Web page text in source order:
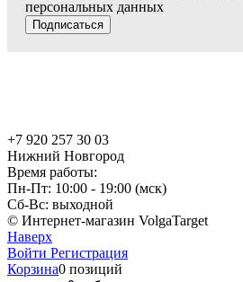
персональных данных
Подписаться
+7 920 257 30 03
Нижний Новгород
Время работы:
Пн-Пт: 10:00 - 19:00 (мск)
Сб-Вс: выходной
© Интернет-магазин VolgaTarget
Наверх
Войти Регистрация
Корзина0 позиций